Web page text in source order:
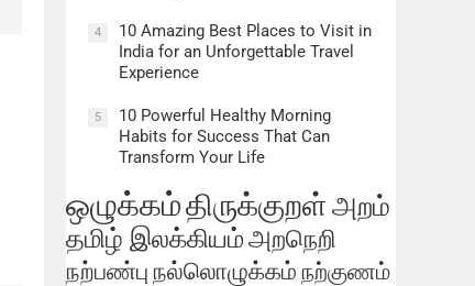
4
10 Amazing Best Places to Visit in
India for an Unforgettable Travel
Experience
5
10 Powerful Healthy Morning
Habits for Success That Can
Transform Your Life
ஒழுக்கம்திருக்குறள்அறம்
தமிழ் இலக்கியம்அறநெறி
நற்பண்பு நல்லொழுக்கம் நற்குணம்